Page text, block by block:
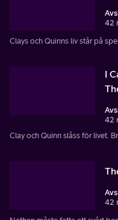
42
Clays och Quinns liv står på spel.
I
42
Clay och Quinn slåss för livet.
42